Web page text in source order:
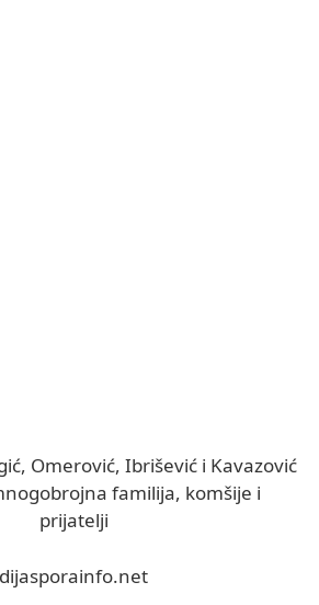
Omerović, Ibrišević i Kavazović
familija, komšije i
prijatelji
dijasporainfo.net